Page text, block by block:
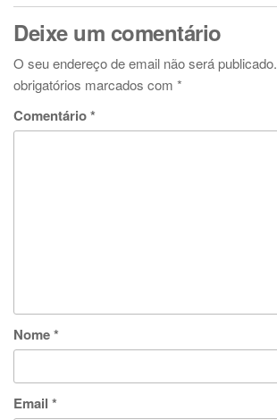
Deixe um comentário
O seu endereço de email não será publicado.
obrigatórios marcados com *
Comentário*
Nome*
Email *